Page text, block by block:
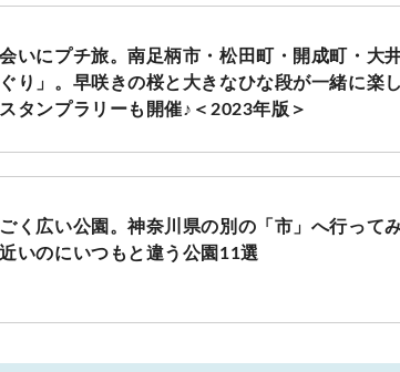
いにプチ旅。南足柄市・松田町・開成町・大
り」。早咲きの桜と大きなひな段が一緒に楽
タンプラリーも開催♪＜2023年版＞
く広い公園。神奈川県の別の「市」へ行って
いのにいつもと違う公園11選